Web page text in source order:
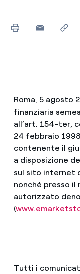
Roma, 5 agosto
finanziaria
all’art. 154-ter,
24 febbraio
contenente il
a disposizione
sul sito internet
nonché presso il
autorizzato
(
Tutti i